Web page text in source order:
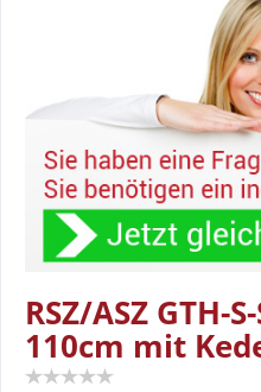
RSZ/ASZ GTH-
110cm mit